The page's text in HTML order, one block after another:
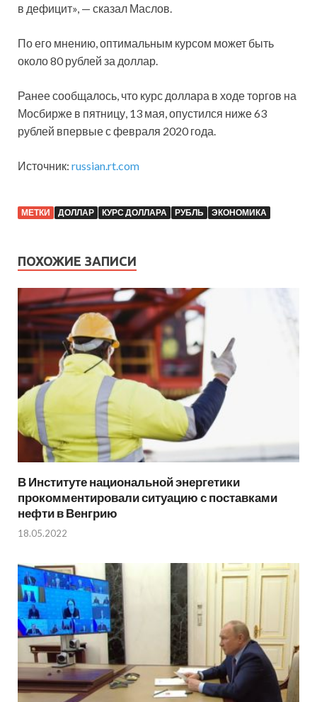
в дефицит», — сказал Маслов.
По его мнению, оптимальным курсом может быть
около 80 рублей за доллар.
Ранее сообщалось, что курс доллара в ходе торгов на
Мосбирже в пятницу, 13 мая, опустился ниже 63
рублей впервые с февраля 2020 года.
Источник: russian.rt.com
МЕТКИ ДОЛЛАР КУРС ДОЛЛАРА РУБЛЬ ЭКОНОМИКА
ПОХОЖИЕ ЗАПИСИ
В Институте национальной энергетики
прокомментировали ситуацию с поставками
нефти в Венгрию
18.05.2022